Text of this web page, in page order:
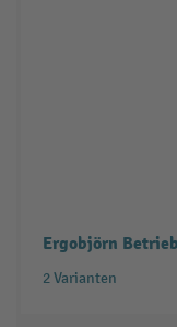
Ergobjörn
2 Varianten